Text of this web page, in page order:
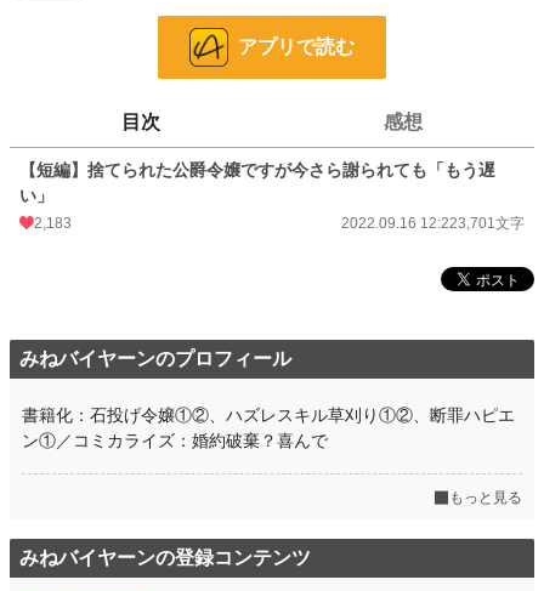
4,456 位 / 228,896 件
文字数
初回完結日時 2022.09.16 12:22
月間ポイント 5,172 pt (8,205 位)
アプリで読む
目次 感想
【短編】捨てられた公爵令嬢ですが今さら謝られても「もう遅
い」
2,183 2022.09.16 12:223,701文字
みねバイヤーンのプロフィール
書籍化：石投げ令嬢①②、ハズレスキル草刈り①②、断罪ハピエ
ン①／コミカライズ：婚約破棄？喜んで
もっと見る
みねバイヤーンの登録コンテンツ